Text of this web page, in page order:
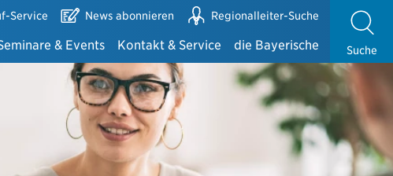
Service News abonnieren Regionalleiter-Suche
& Events
der Bayerischen
mit der DMA
Kontakt & Service
Alles auf einen Blick
Ansprechpartner Exklusivvertrieb
Ansprechpartner Maklervertrieb
die Bayerische
die Bayerische
Zahlen & Fakten
Suche